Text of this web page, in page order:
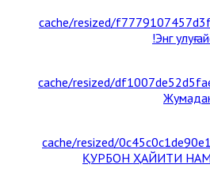
Энг улуғ
ҚУРБОН ҲАЙИТИ